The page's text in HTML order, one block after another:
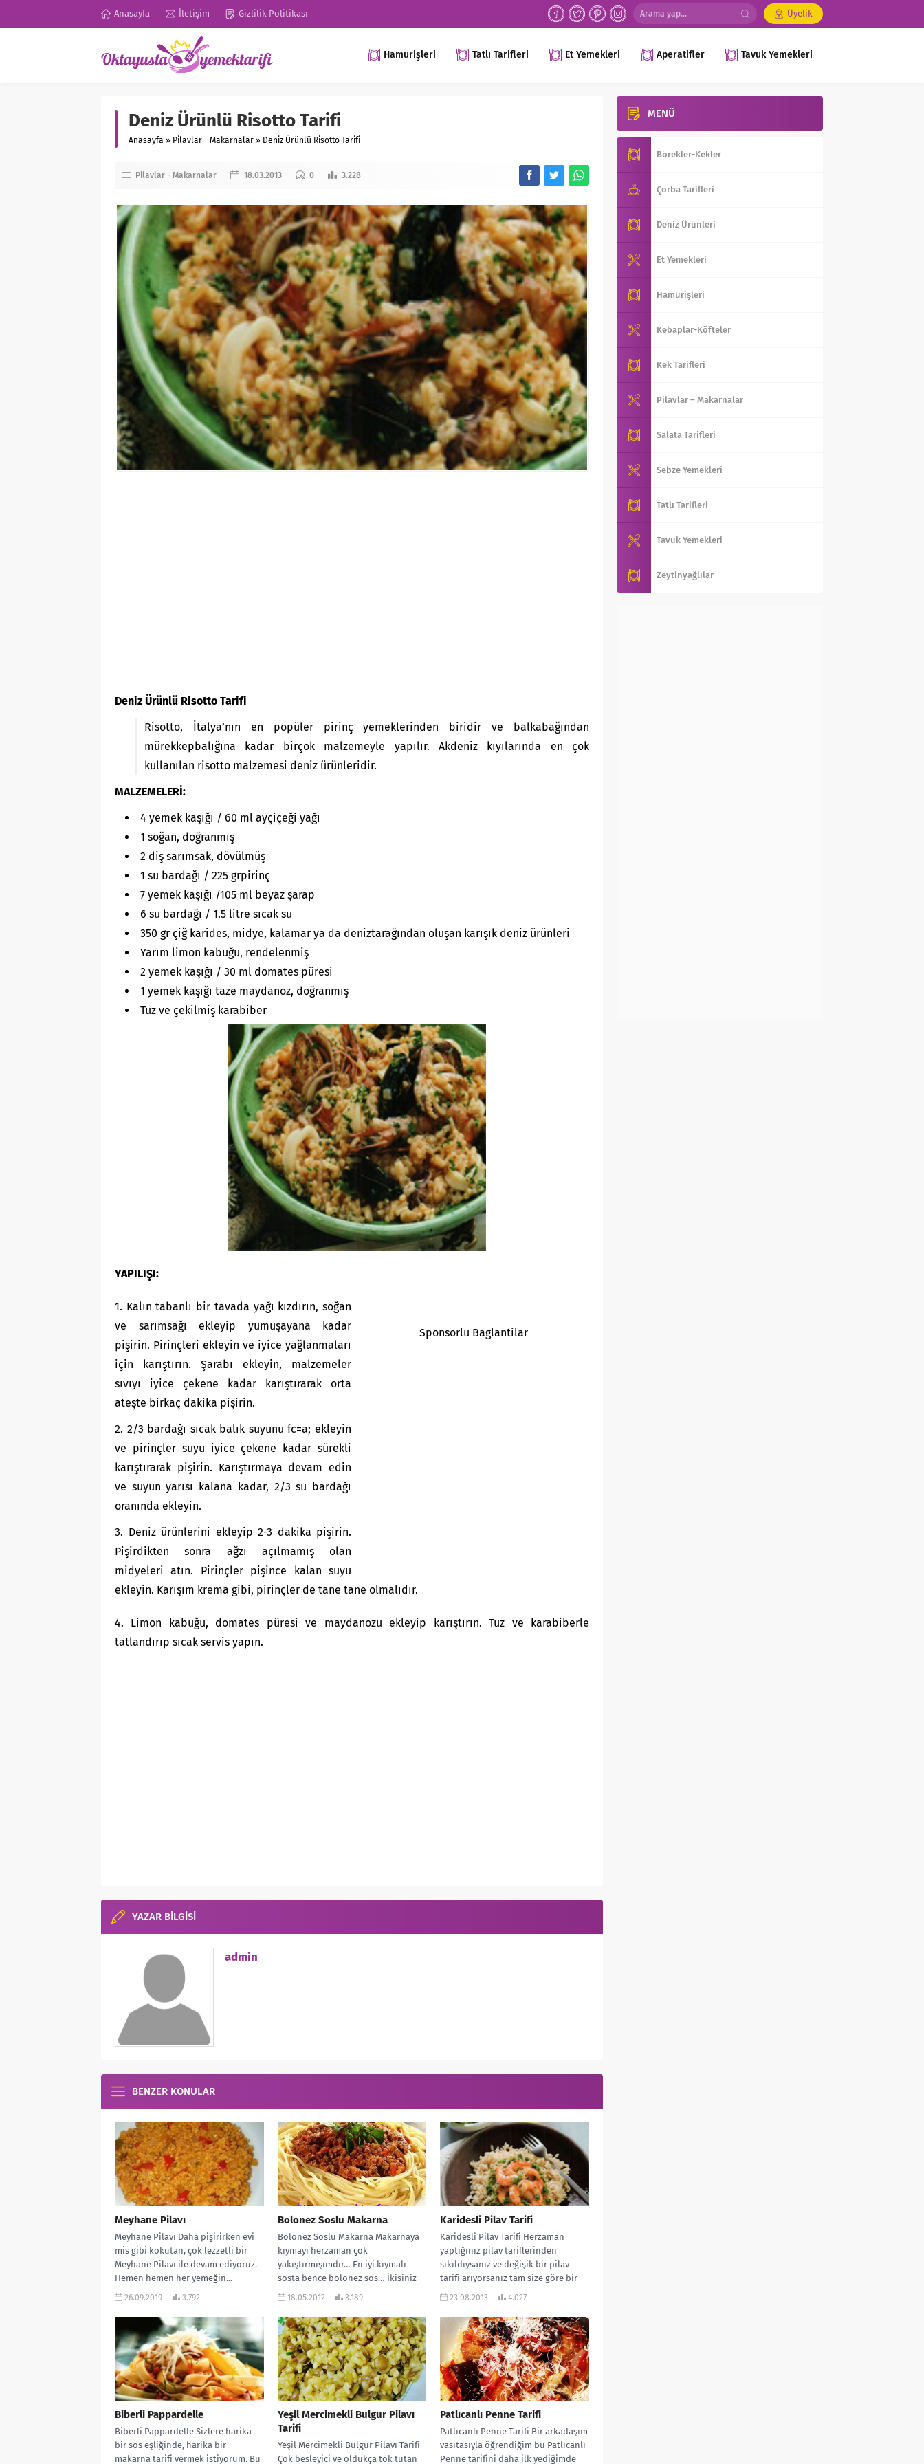
Anasayfa İletişim Gizlilik Politikası Üyelik
Hamurişleri Tatlı Tarifleri Et Yemekleri Aperatifler Tavuk Yemekleri
Deniz Ürünlü Risotto Tarifi
Anasayfa » Pilavlar - Makarnalar » Deniz Ürünlü Risotto Tarifi
Pilavlar - Makarnalar 18.03.2013 0 3.228
Deniz Ürünlü Risotto Tarifi
Risotto, İtalya’nın en popüler pirinç yemeklerinden biridir ve balkabağından
mürekkepbalığına kadar birçok malzemeyle yapılır. Akdeniz kıyılarında en çok
kullanılan risotto malzemesi deniz ürünleridir.
MALZEMELERİ:
4 yemek kaşığı / 60 ml ayçiçeği yağı
1 soğan, doğranmış
2 diş sarımsak, dövülmüş
1 su bardağı / 225 grpirinç
7 yemek kaşığı /105 ml beyaz şarap
6 su bardağı / 1.5 litre sıcak su
350 gr çiğ karides, midye, kalamar ya da deniztarağından oluşan karışık deniz ürünleri
Yarım limon kabuğu, rendelenmiş
2 yemek kaşığı / 30 ml domates püresi
1 yemek kaşığı taze maydanoz, doğranmış
Tuz ve çekilmiş karabiber
YAPILIŞI:
Sponsorlu Baglantilar
1. Kalın tabanlı bir tavada yağı kızdırın, soğan
ve sarımsağı ekleyip yumuşayana kadar
pişirin. Pirinçleri ekleyin ve iyice yağlanmaları
için karıştırın. Şarabı ekleyin, malzemeler
sıvıyı iyice çekene kadar karıştırarak orta
ateşte birkaç dakika pişirin.
2. 2/3 bardağı sıcak balık suyunu fc=a; ekleyin
ve pirinçler suyu iyice çekene kadar sürekli
karıştırarak pişirin. Karıştırmaya devam edin
ve suyun yarısı kalana kadar, 2/3 su bardağı
oranında ekleyin.
3. Deniz ürünlerini ekleyip 2-3 dakika pişirin.
Pişirdikten sonra ağzı açılmamış olan
midyeleri atın. Pirinçler pişince kalan suyu
ekleyin. Karışım krema gibi, pirinçler de tane tane olmalıdır.
4. Limon kabuğu, domates püresi ve maydanozu ekleyip karıştırın. Tuz ve karabiberle
tatlandırıp sıcak servis yapın.
YAZAR BİLGİSİ
admin
BENZER KONULAR
Meyhane Pilavı
Meyhane Pilavı Daha pişirirken evi
mis gibi kokutan, çok lezzetli bir
Meyhane Pilavı ile devam ediyoruz.
Hemen hemen her yemeğin...
26.09.2019 3.792
Bolonez Soslu Makarna
Bolonez Soslu Makarna Makarnaya
kıymayı herzaman çok
yakıştırmışımdır… En iyi kıymalı
sosta bence bolonez sos… İkisiniz
karışımıyla oluşan harika bir...
18.05.2012 3.189
Karidesli Pilav Tarifi
Karidesli Pilav Tarifi Herzaman
yaptığınız pilav tariflerinden
sıkıldıysanız ve değişik bir pilav
tarifi arıyorsanız tam size göre bir
tarif… Ben...
23.08.2013 4.027
Biberli Pappardelle
Biberli Pappardelle Sizlere harika
bir sos eşliğinde, harika bir
makarna tarifi vermek istiyorum. Bu
Yeşil Mercimekli Bulgur Pilavı
Tarifi
Yeşil Mercimekli Bulgur Pilavı Tarifi
Çok besleyici ve oldukça tok tutan
Patlıcanlı Penne Tarifi
Patlıcanlı Penne Tarifi Bir arkadaşım
vasıtasıyla öğrendiğim bu Patlıcanlı
Penne tarifini daha ilk yediğimde
MENÜ
Börekler-Kekler
Çorba Tarifleri
Deniz Ürünleri
Et Yemekleri
Hamurişleri
Kebaplar-Köfteler
Kek Tarifleri
Pilavlar – Makarnalar
Salata Tarifleri
Sebze Yemekleri
Tatlı Tarifleri
Tavuk Yemekleri
Zeytinyağlılar